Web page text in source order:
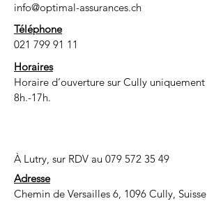
info@optimal-assurances.ch
Téléphone
021 799 91 11
Horaires
Horaire d’ouverture sur Cully uniquement
8h.-17h.
À Lutry, sur RDV au 079 572 35 49
Adresse
Chemin de Versailles 6, 1096 Cully, Suisse